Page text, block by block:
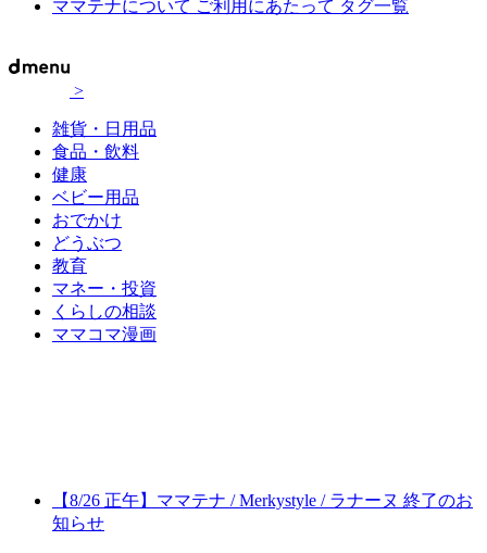
ママテナについて ご利用にあたって タグ一覧
>
雑貨・日用品
食品・飲料
健康
ベビー用品
おでかけ
どうぶつ
教育
マネー・投資
くらしの相談
ママコマ漫画
【8/26 正午】ママテナ / Merkystyle / ラナーヌ 終了のお
知らせ